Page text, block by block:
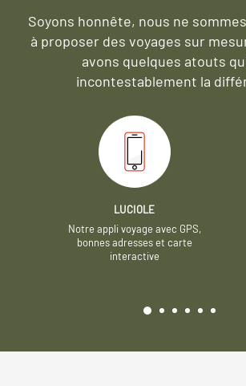
Soyons honnête, nous ne
à proposer des voyages sur
avons quelques atouts
incontestablement la
LUCIOLE
Notre appli voyage avec GPS,
bonnes adresses et carte
interactive